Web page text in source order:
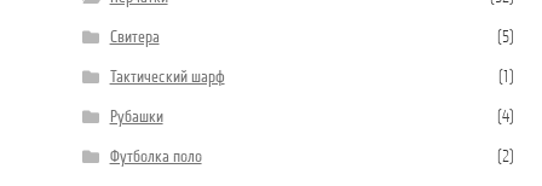
Свитера (5)
Тактический шарф (1)
Рубашки (4)
Футболка поло (2)